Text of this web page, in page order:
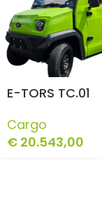
E-TORS TC.01
Cargo
€ 20.543,00